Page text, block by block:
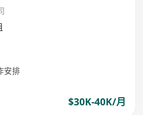
安排
$30K-40K/月